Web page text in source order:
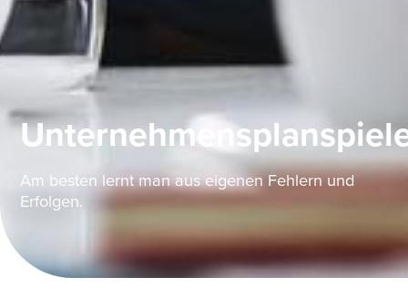
Am besten lernt man aus eigenen Fehlern und
Erfolgen.